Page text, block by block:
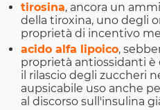
tirosina, ancora un
della tiroxina, uno degli
proprietà di incentivo
acido alfa lipoico,
proprietà antiossidanti è
il rilascio degli zuccheri
aupsicabile uso anche
al discorso sull'insulina